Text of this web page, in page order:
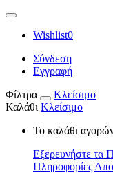
Wishlist0
Σύνδεση
Εγγραφή
Φίλτρα
Κλείσιμο
Καλάθι Κλείσιμο
Το καλάθι αγορών
Εξερευνήστε τα
Πληροφορίες